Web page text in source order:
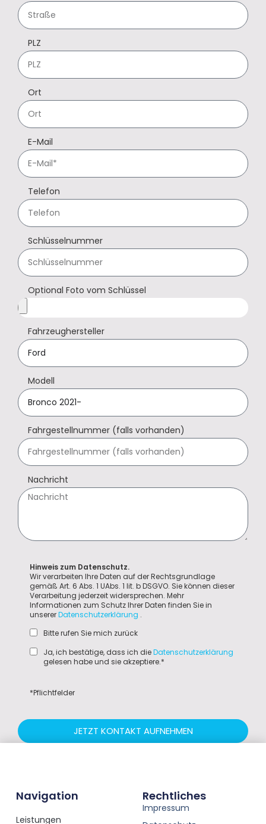
PLZ
Ort
E-Mail
Telefon
Schlüsselnummer
Optional Foto vom Schlüssel
Fahrzeughersteller
Modell
Fahrgestellnummer (falls vorhanden)
Nachricht
Hinweis zum Datenschutz.
Wir verarbeiten Ihre Daten auf der Rechtsgrundlage
gemäß Art. 6 Abs. 1 UAbs. 1 lit. b DSGVO. Sie können dieser
Verarbeitung jederzeit widersprechen. Mehr
Informationen zum Schutz Ihrer Daten finden Sie in
unsererDatenschutzerklärung .
Bitte rufen Sie mich zurück
Ja, ich bestätige, dass ich dieDatenschutzerklärung
gelesen habe und sie akzeptiere.*
*Pflichtfelder
JETZT KONTAKT AUFNEHMEN
Navigation
Leistungen
Rechtliches
Impressum